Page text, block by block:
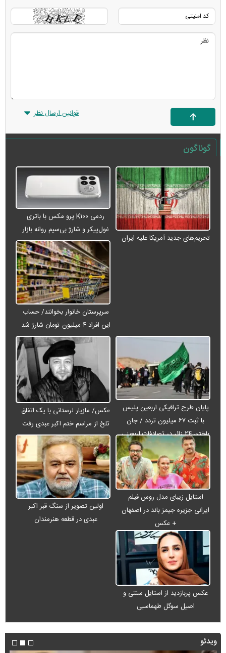
قوانین ارسال نظر
گوناگون
تحریم‌های جدید آمریکا علیه ایران
ردمی K۱۰۰ پرو مکس با باتری
غول‌پیکر و شارژ بی‌سیم روانه بازار
می‌شود
سرپرستان خانوار بخوانند/ حساب
این افراد ۴ میلیون تومان شارژ شد
پایان طرح ترافیکی اربعین پلیس
با ثبت ۶۷ میلیون تردد / جان
باختن ۲۴ زائر در تصادفات اربعینی
عکس/ مازیار لرستانی با یک اتفاق
تلخ از مراسم ختم اکبر عبدی رفت
استایل زیبای مدل روس فیلم
ایرانی جزیره جیمز باند در اصفهان
+ عکس
اولین تصویر از سنگ قبر اکبر
عبدی در قطعه هنرمندان
عکس پربازدید از استایل سنتی و
اصیل سوگل طهماسبی
ویدئو